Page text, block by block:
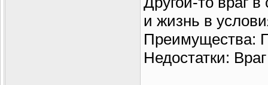
и жизнь в
Преимущества:
Недостатки: